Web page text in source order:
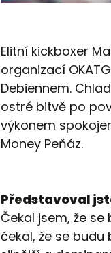
Elitní kickboxer
organizací
Debiennem.
ostré bitvě po
výkonem
Money Peňáz.
Představoval
Čekal jsem, že
čekal, že se budu